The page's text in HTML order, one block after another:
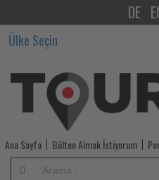
Alanya'da
tur
operatörleri
istişare
toplantısı
DE
Ülke Seçin
Ana Sayfa Bülten Almak İstiyorum